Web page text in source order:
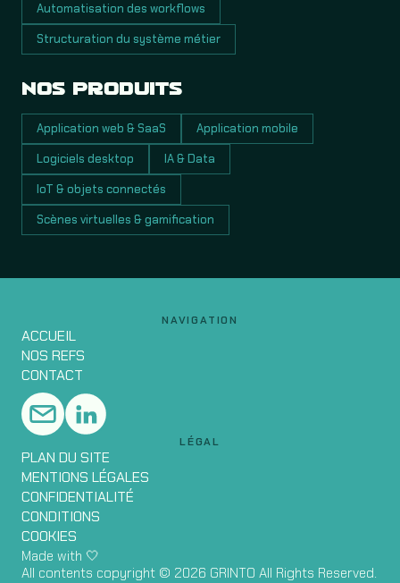
Automatisation des workflows
Structuration du système métier
NOS PRODUITS
Application web & SaaS
Application mobile
Logiciels desktop
IA & Data
IoT & objets connectés
Scènes virtuelles & gamification
NAVIGATION
ACCUEIL
NOS REFS
CONTACT
LÉGAL
PLAN DU SITE
MENTIONS LÉGALES
CONFIDENTIALITÉ
CONDITIONS
COOKIES
Made with 🤍
All contents copyright © 2026 GRINTO All Rights Reserved.